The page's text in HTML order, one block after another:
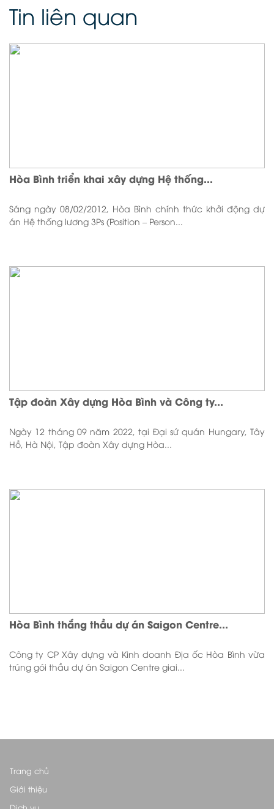
Tin liên quan
Hòa Bình triển khai xây dựng Hệ thống...
Sáng ngày 08/02/2012, Hòa Bình chính thức khởi động dự
án Hệ thống lương 3Ps (Position – Person...
Tập đoàn Xây dựng Hòa Bình và Công ty...
Ngày 12 tháng 09 năm 2022, tại Đại sứ quán Hungary, Tây
Hồ, Hà Nội, Tập đoàn Xây dựng Hòa...
Hòa Bình thắng thầu dự án Saigon Centre...
Công ty CP Xây dựng và Kinh doanh Địa ốc Hòa Bình vừa
trúng gói thầu dự án Saigon Centre giai...
Trang chủ
Giới thiệu